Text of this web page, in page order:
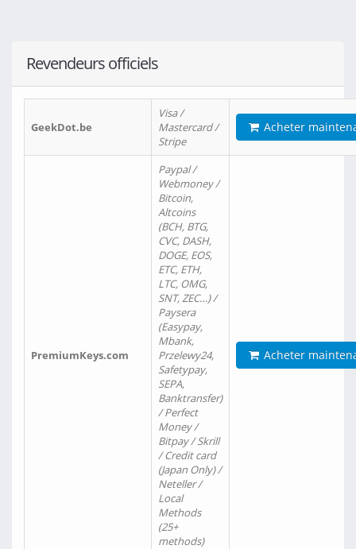
Revendeurs officiels
GeekDot.be
Visa /
Mastercard /
Stripe
Acheter
PremiumKeys.com
Paypal /
Webmoney /
Bitcoin,
Altcoins
(BCH, BTG,
CVC, DASH,
DOGE, EOS,
ETC, ETH,
LTC, OMG,
SNT, ZEC…) /
Paysera
(Easypay,
Mbank,
Przelewy24,
Safetypay,
SEPA,
Banktransfer)
/ Perfect
Money /
Bitpay / Skrill
/ Credit card
(Japan Only) /
Neteller /
Local
Methods
(25+
methods)
Acheter